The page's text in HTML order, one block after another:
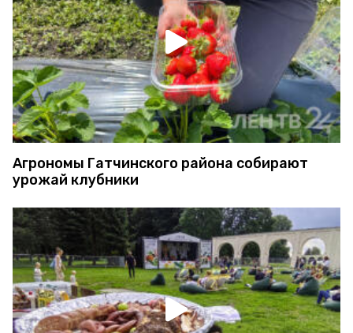
Агрономы Гатчинского района собирают
урожай клубники